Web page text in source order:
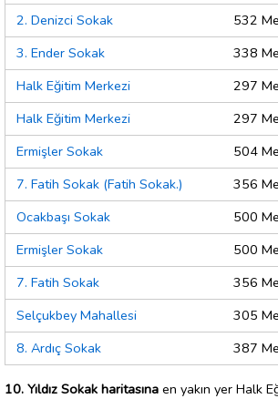
2. Denizci Sokak
532
3. Ender Sokak
338
Halk Eğitim Merkezi
297
Halk Eğitim Merkezi
297
Ermişler Sokak
504
7. Fatih Sokak (Fatih Sokak.)
356
Ocakbaşı Sokak
500
Ermişler Sokak
500
7. Fatih Sokak
356
Selçukbey Mahallesi
305
8. Ardıç Sokak
387
10. Yıldız Sokak haritasına en yakın yer Halk